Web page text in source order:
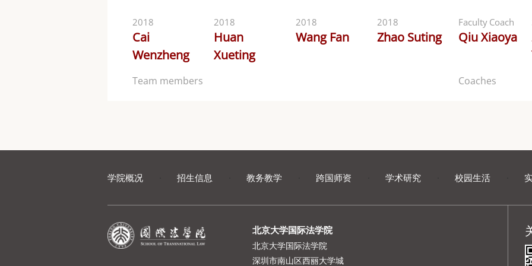
Team members
2018
Cai
Wenzheng
2018
Huan
Xueting
2018
Wang Fan
2018
Zhao Suting
Coaches
Faculty Coach
Qiu Xiaoya
学院概况 招生信息 教务教学 跨国师资 学术研究 校园生活
北京大学国际法学院
北京大学国际法学院
深圳市南山区西丽大学城